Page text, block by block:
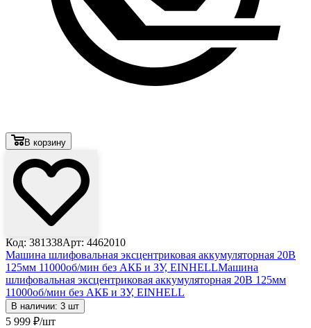
В корзину
Код: 381338Арт: 4462010
Машина шлифовальная эксцентриковая аккумуляторная 20В
125мм 11000об/мин без АКБ и ЗУ, EINHELLМашина
шлифовальная эксцентриковая аккумуляторная 20В 125мм
11000об/мин без АКБ и ЗУ, EINHELL
В наличии: 3 шт
5 999 ₽/шт